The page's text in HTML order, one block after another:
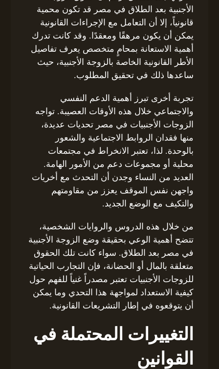
الأجنبية بعد الطلاق في مصر قد تكون محمية
قانونياً، إلا أن التعامل مع الإجراءات القانونية
يمكن أن يكون مرهقًا ومعقدًا. وقد كانت تدرك
أهمية الاستعانة بمحامٍ متخصص يعرف تفاصيل
الأطر القانونية الخاصة بالزوجة الأجنبية، حيث
ساعدها ذلك في تحقيق المطلوب.
تجربة أخرى تبرز أهمية الدعم النفسي
والاجتماعي خلال هذه الأوقات العصيبة. تواجه
الزوجات الأجنبيات في مصر تحديات عديدة،
منها فقدان الروابط الاجتماعية والشعور
بالوحدة. لذا، تعتبر الانخراط في مجتمعات
محلية أو مجموعات دعم من الأمور الهامة.
العديد من النساء وجدن أن التحدث مع أخريات
واجهن نفس الموقف يعزز من مقاومتهم
والتكيف مع الوضع الجديد.
من خلال هذه الدروس والروايات الشخصية،
تتضح أهمية الوعي بحقيقة وضع الزوجة الأجنبية
في مصر بعد الطلاق. سواء كانت تلك الحقوق
متعلقة بالمال أو الحضانة، فإن التجارب الحياتية
للزوجات الأجنبيات تعتبر مصدراً غنياً للفهم حول
كيفية الاستعداد لمواجهة هذا التحدي وما يمكن
أن يتوقعوه في إطار التشريعات القانونية.
التغييرات المحتملة في
القوانين